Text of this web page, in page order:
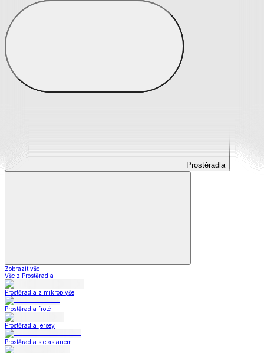
Prostěradla
Prostěradla
Zobrazit vše
Vše z Prostěradla
Prostěradla z mikroplyše
Prostěradla froté
Prostěradla jersey
Prostěradla s elastanem